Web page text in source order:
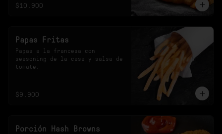
$10.900
Papas Fritas
Papas a la francesa con
seasoning de la casa y salsa de
tomate.
$9.900
Porción Hash Browns